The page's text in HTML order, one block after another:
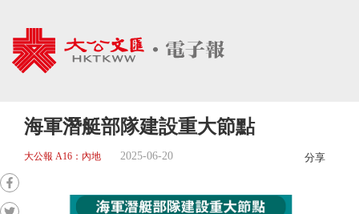
海軍潛艇部隊建設重大節點
大公報 A16：內地 2025-06-20 分享